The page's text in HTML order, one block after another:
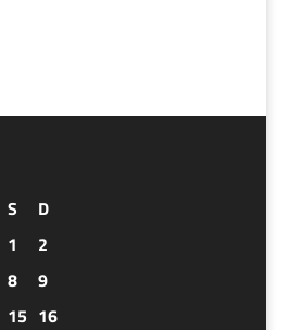
S
D
1
2
8
9
15 16